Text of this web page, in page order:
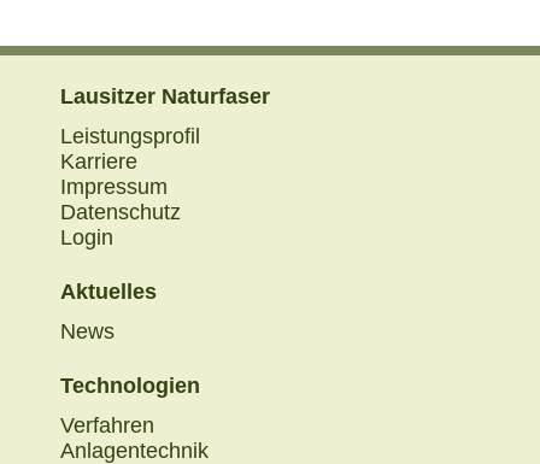
Lausitzer Naturfaser
Navigation
überspringen
Leistungsprofil
Karriere
Impressum
Datenschutz
Login
Aktuelles
Navigation
News
Technologien
Navigation
überspringen
Verfahren
Anlagentechnik